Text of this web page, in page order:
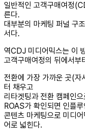
일반적인 고객구매여정
른다.
대부분의 마케팅 퍼널 구
서다.
역CDJ 미디어믹스는 이
고객구매여정의 뒤에서부
전환에 가장 가까운 곳(자
터 채우고
리타겟팅과 전환 캠페인
ROAS가 확인되면 인플
콘텐츠 마케팅으로 미디
어로 넓힌다.